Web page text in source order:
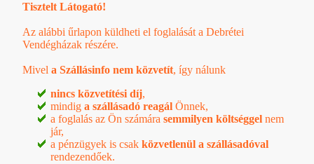
Tisztelt Látogató!
Az alábbi űrlapon küldheti el foglalását a Debrétei
Vendégházak részére.
Mivel a Szállásinfo nem közvetít, így nálunk
nincs közvetítési díj,
mindig a szállásadó reagál Önnek,
a foglalás az Ön számára semmilyen költséggel nem
jár,
a pénzügyek is csak közvetlenül a szállásadóval
rendezendőek.